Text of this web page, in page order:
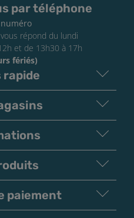
mineurs. Le vapotage
et aux
ou de maladies
contact avec la peau, les
votre médecin. Si vous ne
par téléphone
répond du lundi
et de 13h30 à 17h
fériés)
rapide
paiement